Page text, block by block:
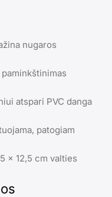
nugaros
atspari PVC danga
patogiam
x 12,5 cm valties